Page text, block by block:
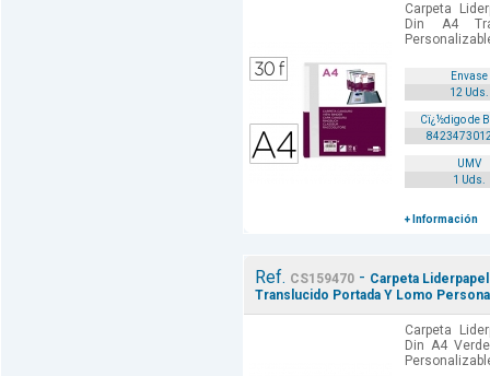
Carpeta
Din A4
Envase
12 Uds.
Cï¿½digo de
UMV
1 Uds.
+ Información
Ref. CS159470 - Carpeta
Translucido Portada Y Lomo
Carpeta
Din A4